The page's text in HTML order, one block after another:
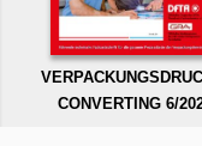
CONVERTING 6/